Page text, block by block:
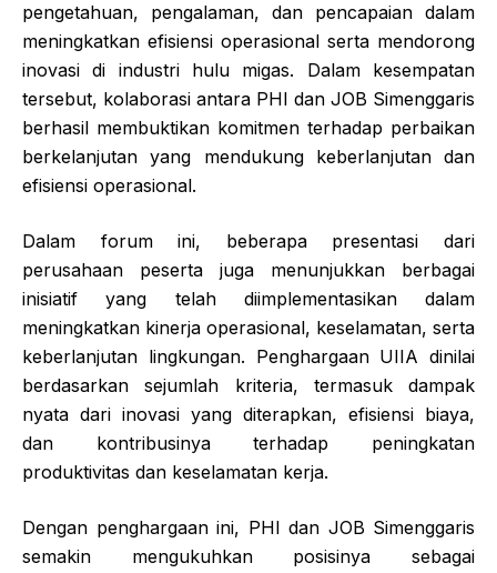
pengetahuan, pengalaman, dan pencapaian dalam
meningkatkan efisiensi operasional serta mendorong
inovasi di industri hulu migas. Dalam kesempatan
tersebut, kolaborasi antara PHI dan JOB Simenggaris
berhasil membuktikan komitmen terhadap perbaikan
berkelanjutan yang mendukung keberlanjutan dan
efisiensi operasional.
Dalam forum ini, beberapa presentasi dari
perusahaan peserta juga menunjukkan berbagai
inisiatif yang telah diimplementasikan dalam
meningkatkan kinerja operasional, keselamatan, serta
keberlanjutan lingkungan. Penghargaan UIIA dinilai
berdasarkan sejumlah kriteria, termasuk dampak
nyata dari inovasi yang diterapkan, efisiensi biaya,
dan kontribusinya terhadap peningkatan
produktivitas dan keselamatan kerja.
Dengan penghargaan ini, PHI dan JOB Simenggaris
semakin mengukuhkan posisinya sebagai